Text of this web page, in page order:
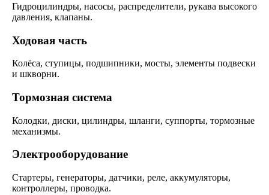
Гидроцилиндры, насосы, распределители, рукава высокого
давления, клапаны.
Ходовая часть
Колёса, ступицы, подшипники, мосты, элементы подвески
и шкворни.
Тормозная система
Колодки, диски, цилиндры, шланги, суппорты, тормозные
механизмы.
Электрооборудование
Стартеры, генераторы, датчики, реле, аккумуляторы,
контроллеры, проводка.